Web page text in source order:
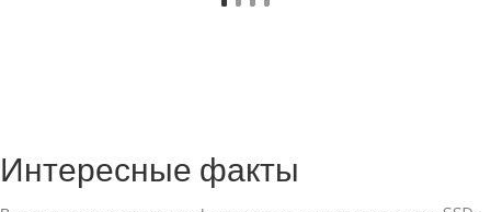
Интересные факты